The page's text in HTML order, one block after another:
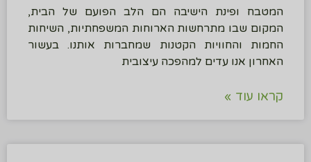
המטבח ופינת הישיבה הם הלב הפועם של הבית,
המקום שבו מתרחשות הארוחות המשפחתיות, השיחות
החמות והחוויות הקטנות שמחברות אותנו. בעשור
האחרון אנו עדים למהפכה עיצובית
קראו עוד »